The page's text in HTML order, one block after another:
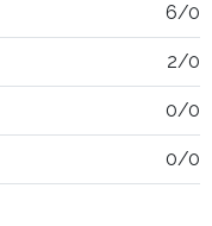
6/0
2/0
0/0
0/0